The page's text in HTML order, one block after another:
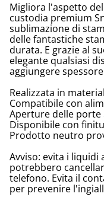
Migliora l'aspetto
custodia premium
sublimazione di
delle fantastiche
durata. E grazie al
elegante qualsiasi
aggiungere
Realizzata in
Compatibile con
Aperture delle porte
Disponibile con
Prodotto neutro
Avviso: evita i
potrebbero
telefono. Evita il
per prevenire